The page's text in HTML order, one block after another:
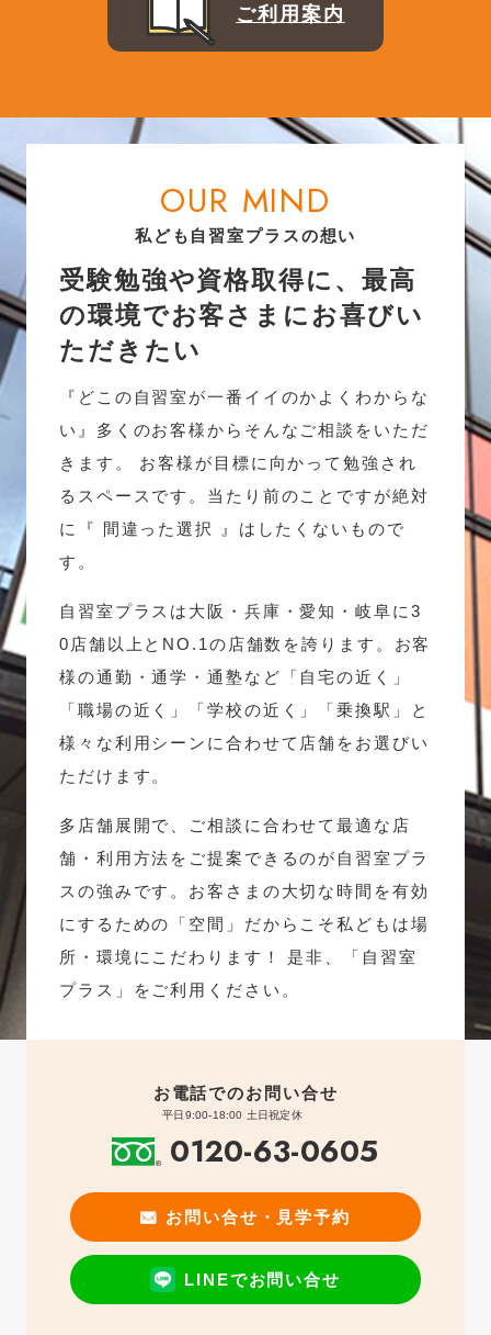
ご利用案内
OUR MIND
私ども自習室プラスの想い
受験勉強や資格取得に、最高
の環境でお客さまにお喜びい
ただきたい
『どこの自習室が一番イイのかよくわからな
い』多くのお客様からそんなご相談をいただ
きます。 お客様が目標に向かって勉強され
るスペースです。当たり前のことですが絶対
に『 間違った選択 』はしたくないもので
す。
自習室プラスは大阪・兵庫・愛知・岐阜に3
0店舗以上とNO.1の店舗数を誇ります。お客
様の通勤・通学・通塾など「自宅の近く」
「職場の近く」「学校の近く」「乗換駅」と
様々な利用シーンに合わせて店舗をお選びい
ただけます。
多店舗展開で、ご相談に合わせて最適な店
舗・利用方法をご提案できるのが自習室プラ
スの強みです。お客さまの大切な時間を有効
にするための「空間」だからこそ私どもは場
所・環境にこだわります！ 是非、「自習室
プラス」をご利用ください。
お電話でのお問い合せ
平日9:00-18:00 土日祝定休
0120-63-0605
お問い合せ・見学予約
LINEでお問い合せ